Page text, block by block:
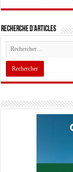
Recherche d’articles